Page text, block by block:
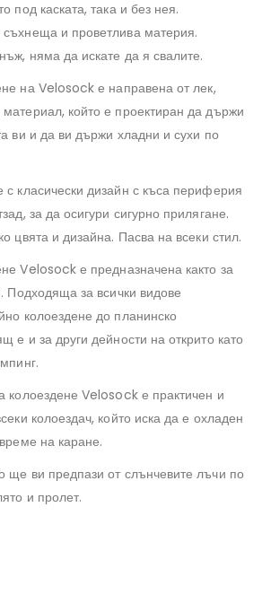
под каската, така и без нея.
и проветлива материя.
няма да искате да я свалите.
на Velosock е направена от лек,
който е проектиран да държи
ви и да ви държи хладни и сухи по
с класически дизайн с къса периферия
за да осигури сигурно прилягане.
цвята и дизайна. Пасва на всеки стил.
Velosock е предназначена както за
Подходяща за всички видове
колоездене до планинско
е и за други дейности на открито като
колоездене Velosock е практичен и
колоездач, който иска да е охладен
на каране.
ще ви предпази от слънчевите лъчи по
и пролет.